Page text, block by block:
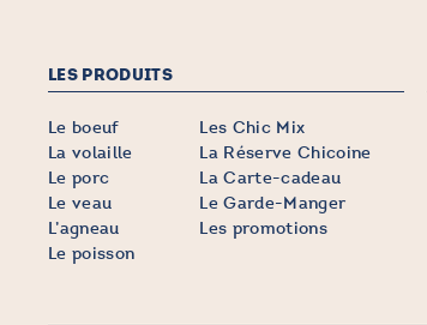
LES PRODUITS
Le boeuf
La volaille
Le porc
Le veau
L’agneau
Le poisson
Les Chic Mix
La Réserve Chicoine
La Carte-cadeau
Le Garde-Manger
Les promotions